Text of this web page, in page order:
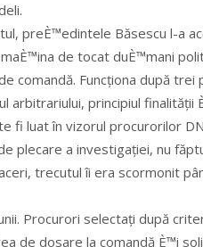
preÈ™edintele Băsescu l-a
de tocat duÈ™mani
comandă. Funcționa după
arbitrariului, principiul finalității
fi luat în vizorul procurorilor
plecare a investigației, nu
trecutul îi era scormonit
Procurori selectați după
de dosare la comandă È™i